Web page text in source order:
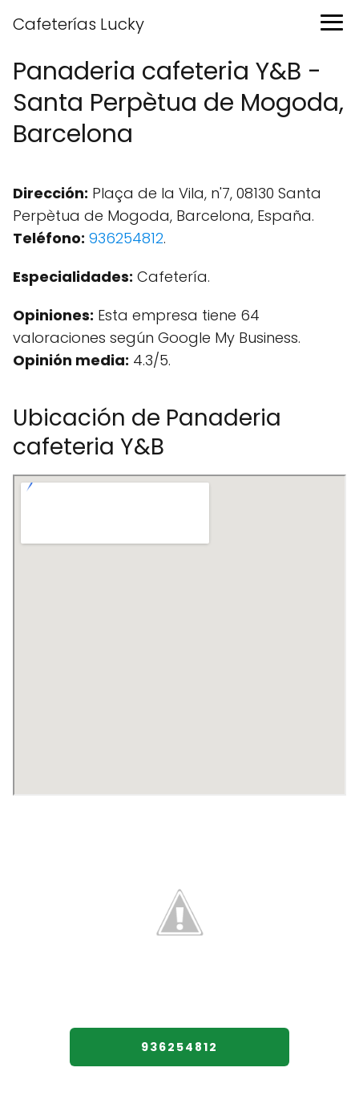
Cafeterías Lucky
Panaderia cafeteria Y&B -
Santa Perpètua de Mogoda,
Barcelona
Dirección: Plaça de la Vila, n'7, 08130 Santa
Perpètua de Mogoda, Barcelona, España.
Teléfono: 936254812.
Especialidades: Cafetería.
Opiniones: Esta empresa tiene 64
valoraciones según Google My Business.
Opinión media: 4.3/5.
Ubicación de Panaderia
cafeteria Y&B
936254812